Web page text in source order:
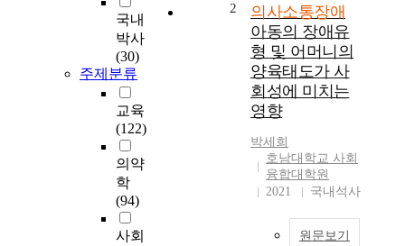
국내
박사
(30)
주제분류
교육
(122)
의약
학
(94)
사회
2
의사소통장애
아동의 장애유
형 및 어머니의
양육태도가 사
회성에 미치는
영향
박세희
호남대학교 사회
융합대학원
2021
국내석사
원문보기